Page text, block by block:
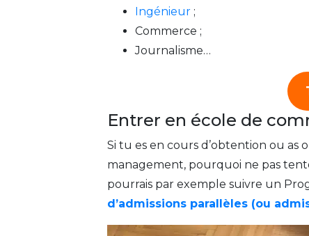
Ingénieur ;
Commerce ;
Journalisme…
Entrer en école de
Si tu es en cours d’obtention ou
management, pourquoi ne pas
pourrais par exemple suivre un
d’admissions parallèles (ou